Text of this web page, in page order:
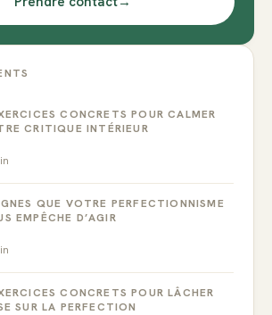
CONCRETS POUR CALMER
CRITIQUE INTÉRIEUR
QUE VOTRE PERFECTIONNISME
EMPÊCHE D’AGIR
CONCRETS POUR LÂCHER
SUR LA PERFECTION